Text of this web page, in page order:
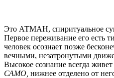
Это АТМАН, спиритуальное
Первое переживание его есть
человек осознает позже
вечными, незатронутыми
Высокое сознание всегда
САМО, нижнее отделено от